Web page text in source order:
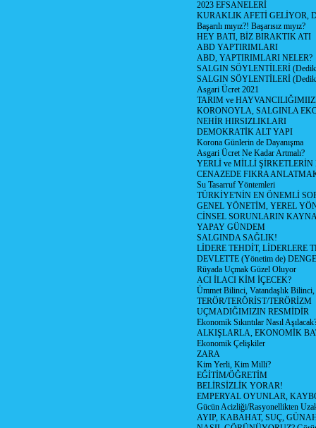
2023 EFSANELERİ
KURAKLIK AFETİ GELİYOR,
Başarılı mıyız?! Başarısız mıyız?
HEY BATI, BİZ BIRAKTIK ATI
ABD YAPTIRIMLARI
ABD, YAPTIRIMLARI NELER?
SALGIN SÖYLENTİLERİ
SALGIN SÖYLENTİLERİ
Asgari Ücret 2021
TARIM ve
KORONOYLA, SALGINLA
NEHİR HIRSIZLIKLARI
DEMOKRATİK ALT YAPI
Korona Günlerin de Dayanışma
Asgari Ücret Ne Kadar Artmalı?
YERLİ ve MİLLİ
CENAZEDE FIKRA
Su Tasarruf Yöntemleri
TÜRKİYE'NİN EN ÖNEMLİ
GENEL YÖNETİM, YEREL
CİNSEL SORUNLARIN
YAPAY GÜNDEM
SALGINDA SAĞLIK!
LİDERE TEHDİT, LİDERLERE
DEVLETTE (Yönetim de)
Rüyada Uçmak Güzel Oluyor
ACI İLACI KİM İÇECEK?
Ümmet Bilinci, Vatandaşlık
TERÖR/TERÖRİST/TERÖRİZM
UÇMADIĞIMIZIN RESMİDİR
Ekonomik Sıkıntılar Nasıl
ALKIŞLARLA, EKONOMİK
Ekonomik Çelişkiler
ZARA
Kim Yerli, Kim Milli?
EĞİTİM/ÖĞRETİM
BELİRSİZLİK YORAR!
EMPERYAL OYUNLAR,
Gücün Acizliği/Rasyonellikten
AYIP, KABAHAT, SUÇ,